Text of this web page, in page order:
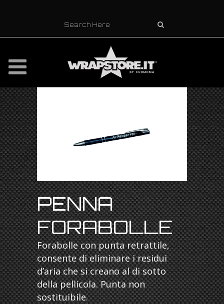
PENNA
FORABOLLE
Forabolle con punta retrattile,
consente di eliminare i residui
d’aria che si creano al di sotto
della pellicola. Punta non
sostituibile.